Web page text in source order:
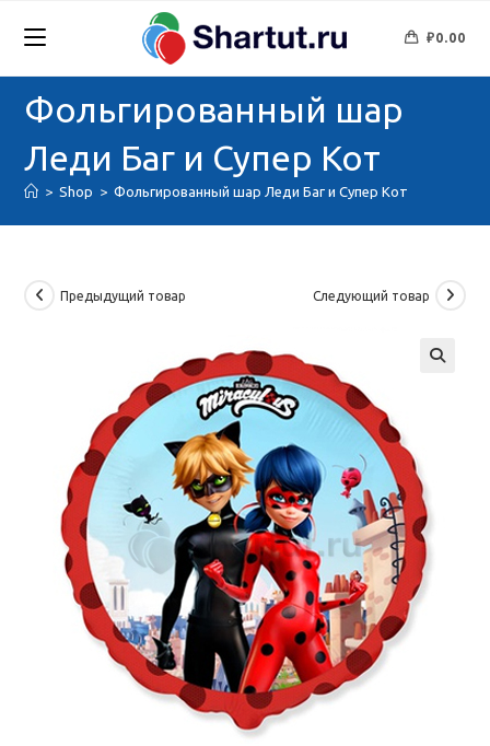
₽0.00
Фольгированный шар
Леди Баг и Супер Кот
> Shop > Фольгированный шар Леди Баг и Супер Кот
Предыдущий товар Следующий товар